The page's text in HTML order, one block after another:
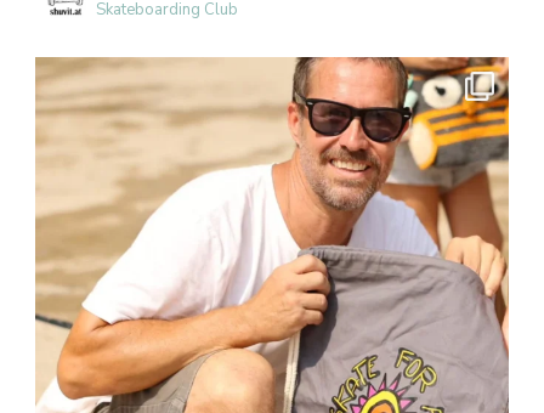
Skateboarding Club